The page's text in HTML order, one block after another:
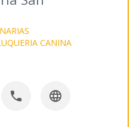
CANINA
 